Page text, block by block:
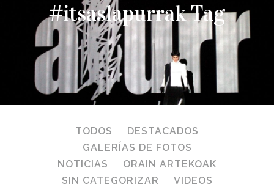
#itsaslapurrak Tag
TODOS
DESTACADOS
GALERÍAS DE FOTOS
NOTICIAS
ORAIN ARTEKOAK
SIN CATEGORIZAR
VIDEOS